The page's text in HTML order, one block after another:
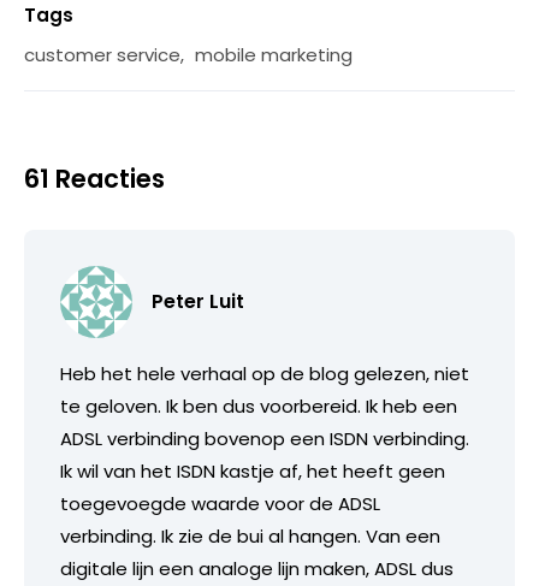
Tags
customer service, mobile marketing
61 Reacties
Peter Luit
Heb het hele verhaal op de blog gelezen, niet
te geloven. Ik ben dus voorbereid. Ik heb een
ADSL verbinding bovenop een ISDN verbinding.
Ik wil van het ISDN kastje af, het heeft geen
toegevoegde waarde voor de ADSL
verbinding. Ik zie de bui al hangen. Van een
digitale lijn een analoge lijn maken, ADSL dus